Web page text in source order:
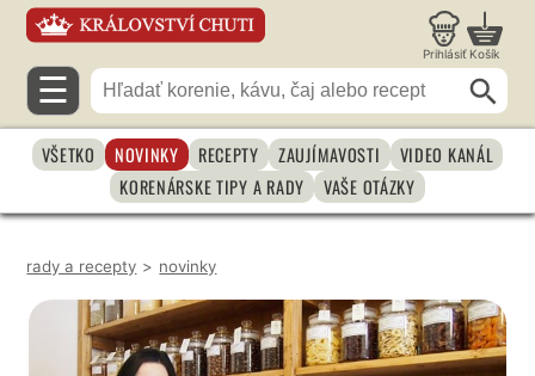
Prihlásiť Košík
☰
VŠETKO NOVINKY RECEPTY ZAUJÍMAVOSTI
VIDEO KANÁL
KORENÁRSKE TIPY A RADY
VAŠE OTÁZKY
rady a recepty > novinky